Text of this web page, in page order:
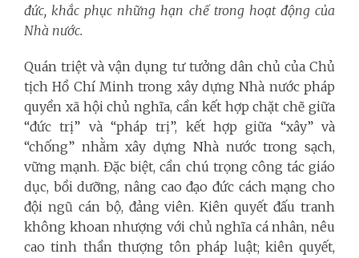
đức, khắc phục những hạn chế trong hoạt động của
Nhà nước.
Quán triệt và vận dụng tư tưởng dân chủ của Chủ
tịch Hồ Chí Minh trong xây dựng Nhà nước pháp
quyền xã hội chủ nghĩa, cần kết hợp chặt chẽ giữa
“đức trị” và “pháp trị”, kết hợp giữa “xây” và
“chống” nhằm xây dựng Nhà nước trong sạch,
vững mạnh. Đặc biệt, cần chú trọng công tác giáo
dục, bồi dưỡng, nâng cao đạo đức cách mạng cho
đội ngũ cán bộ, đảng viên. Kiên quyết đấu tranh
không khoan nhượng với chủ nghĩa cá nhân, nêu
cao tinh thần thượng tôn pháp luật; kiên quyết,